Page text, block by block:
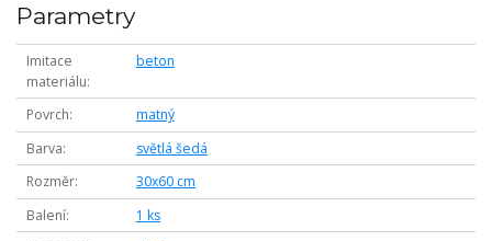
Parametry
Imitace
materiálu
beton
Povrch
matný
Barva
světlá šedá
Rozměr
30x60 cm
Balení
1 ks